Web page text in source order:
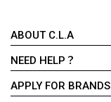
ABOUT C.L.A
NEED HELP？
APPLY FOR BRANDS